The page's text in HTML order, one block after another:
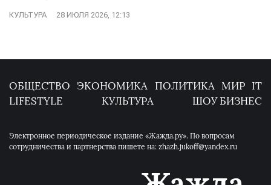
КУЛЬТУРА 28 ИЮЛЯ 2026, 12:13
ОБЩЕСТВО ЭКОНОМИКА ПОЛИТИКА МИР IT
LIFESTYLE
КУЛЬТУРА ШОУ БИЗНЕС
Электронное периодическое издание «Жажда.ру». По вопросам
сотрудничества и партнерства пишете на: zhazh.jukoff@yandex.ru